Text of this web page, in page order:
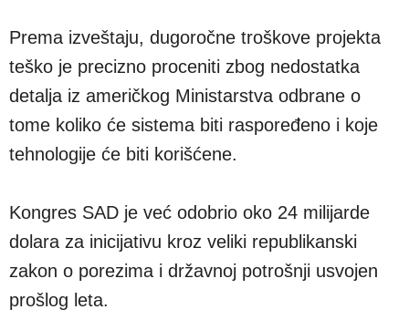
Prema izveštaju, dugoročne troškove projekta
teško je precizno proceniti zbog nedostatka
detalja iz američkog Ministarstva odbrane o
tome koliko će sistema biti raspoređeno i koje
tehnologije će biti korišćene.
Kongres SAD je već odobrio oko 24 milijarde
dolara za inicijativu kroz veliki republikanski
zakon o porezima i državnoj potrošnji usvojen
prošlog leta.